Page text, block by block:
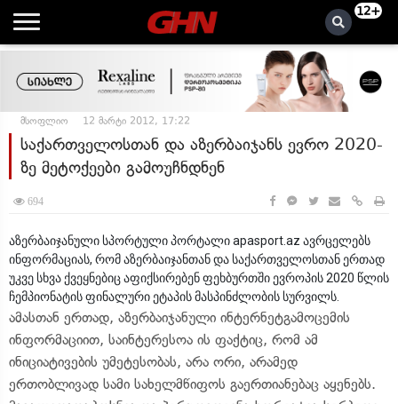
12+
მსოფლიო 12 მარტი 2012, 17:22
საქართველოსთან და აზერბაიჯანს ევრო 2020-
ზე მეტოქეები გამოუჩნდნენ
694
აზერბაიჯანული სპორტული პორტალი apasport.az ავრცელებს
ინფორმაციას, რომ აზერბაიჯანთან და საქართველოსთან ერთად
უკვე სხვა ქვეყნებიც აფიქსირებენ ფეხბურთში ევროპის 2020 წლის
ჩემპიონატის ფინალური ეტაპის მასპინძლობის სურვილს.
ამასთან ერთად, აზერბაიჯანული ინტერნეტგამოცემის
ინფორმაციით, საინტერესოა ის ფაქტიც, რომ ამ
ინიციატივების უმეტესობას, არა ორი, არამედ
ერთობლივად სამი სახელმწიფოს გაერთიანებაც აყენებს.